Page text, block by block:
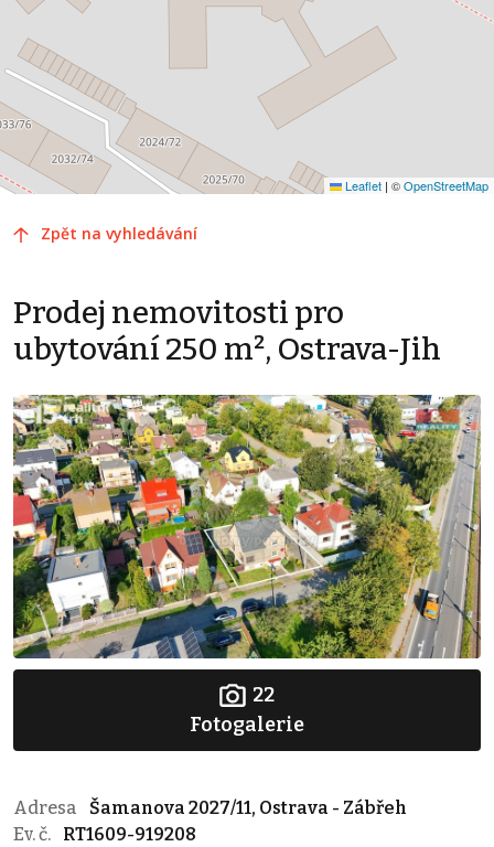
Leaflet | ©OpenStreetMap
Zpět na vyhledávání
Prodej nemovitosti pro
ubytování 250 m², Ostrava-Jih
22
Fotogalerie
Adresa
Šamanova 2027/11, Ostrava - Zábřeh
Ev. č.
RT1609-919208